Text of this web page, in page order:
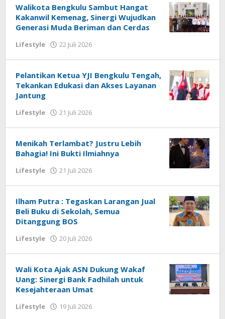
Walikota Bengkulu Sambut Hangat
Kakanwil Kemenag, Sinergi Wujudkan
Generasi Muda Beriman dan Cerdas
Lifestyle 22 Juli 2026
Pelantikan Ketua YJI Bengkulu Tengah,
Tekankan Edukasi dan Akses Layanan
Jantung
Lifestyle 21 Juli 2026
Menikah Terlambat? Justru Lebih
Bahagia! Ini Bukti Ilmiahnya
Lifestyle 21 Juli 2026
Ilham Putra : Tegaskan Larangan Jual
Beli Buku di Sekolah, Semua
Ditanggung BOS
Lifestyle 20 Juli 2026
Wali Kota Ajak ASN Dukung Wakaf
Uang: Sinergi Bank Fadhilah untuk
Kesejahteraan Umat
Lifestyle 19 Juli 2026